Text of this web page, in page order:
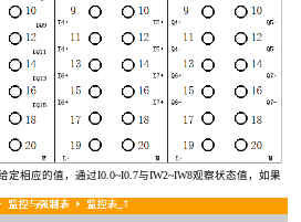
定相应的值，通过I0.0~I0.7与IW2~IW8观察状态值，如果